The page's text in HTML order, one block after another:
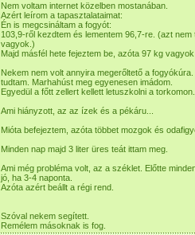
Nem voltam internet közelben mostanában.
Azért leírom a tapasztalataimat:
Én is megcsináltam a fogyót:
103,9-ről kezdtem és lementem 96,7-re. (azt
vagyok.)
Majd másfél hete fejeztem be, azóta 97 kg
Nekem nem volt annyira megerőltető a
tudtam. Marhahúst meg egyenesen imádom.
Egyedül a főtt zellert kellett letuszkolni a torkomon.
Ami hiányzott, az az ízek és a pékáru...
Mióta befejeztem, azóta többet mozgok és
Minden nap majd 3 liter üres teát ittam meg.
Ami még probléma volt, az a széklet. Előtte
jó, ha 3-4 naponta.
Azóta azért beállt a régi rend.
Szóval nekem segített.
Remélem másoknak is fog.